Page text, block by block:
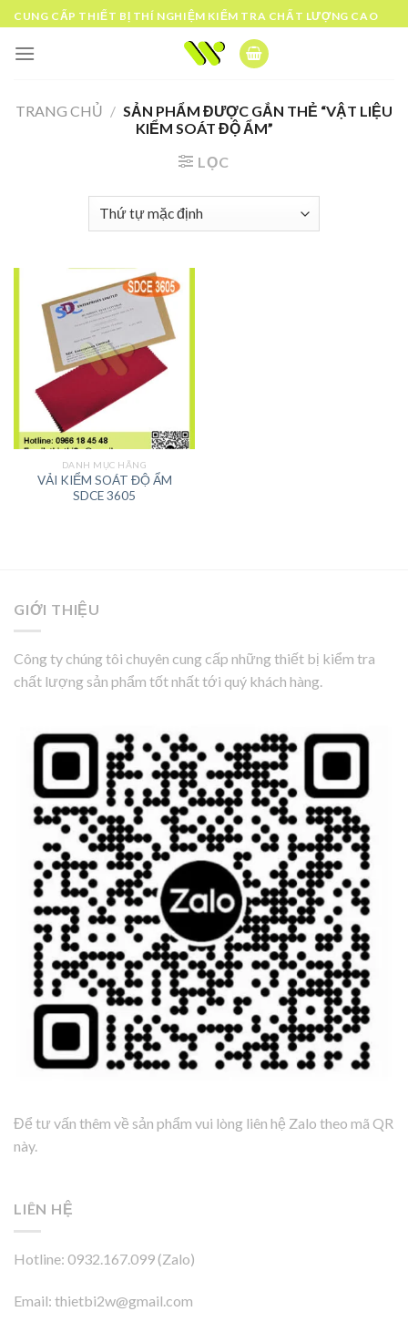
Skip
to
content
CUNG CẤP THIẾT BỊ THÍ NGHIỆM KIỂM TRA CHẤT LƯỢNG CAO
TRANG CHỦ / SẢN PHẨM ĐƯỢC GẮN THẺ “VẬT LIỆU
KIỂM SOÁT ĐỘ ẨM”
LỌC
DANH MỤC HÃNG
VẢI KIỂM SOÁT ĐỘ ẨM
SDCE 3605
GIỚI THIỆU
Công ty chúng tôi chuyên cung cấp những thiết bị kiểm tra
chất lượng sản phẩm tốt nhất tới quý khách hàng.
Để tư vấn thêm về sản phẩm vui lòng liên hệ Zalo theo mã QR
này.
LIÊN HỆ
Hotline: 0932.167.099 (Zalo)
Email: thietbi2w@gmail.com